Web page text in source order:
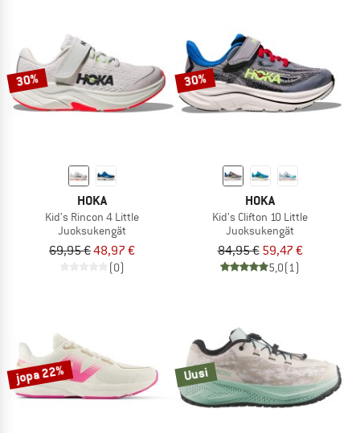
30%
HOKA
Kid's Rincon 4 Little
Juoksukengät
69,95 €48,97 €
(0)
30%
HOKA
Kid's Clifton 10 Little
Juoksukengät
84,95 € 59,47 €
5,0(1)
jopa 22% Uusi